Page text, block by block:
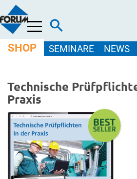
Menü
SHOP SEMINARE NEWS
Technische
Praxis